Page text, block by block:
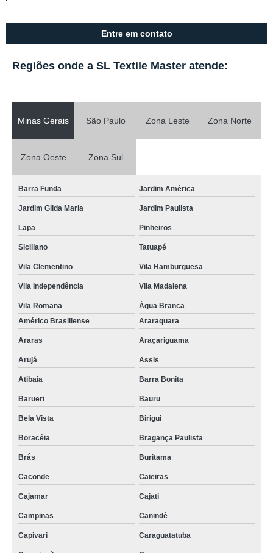
Entre em contato
Regiões onde a SL Textile Master atende:
Minas Gerais São Paulo Zona Leste Zona Norte
Zona Oeste Zona Sul
Barra Funda Jardim América
Jardim Gilda Maria Jardim Paulista
Lapa Pinheiros
Siciliano Tatuapé
Vila Clementino Vila Hamburguesa
Vila Independência Vila Madalena
Vila Romana
Água Branca
Américo Brasiliense
Araraquara
Araras Araçariguama
Arujá Assis
Atibaia Barra Bonita
Barueri Bauru
Bela Vista Birigui
Boracéia Bragança Paulista
Brás Buritama
Caconde Caieiras
Cajamar Cajati
Campinas Canindé
Capivari Caraguatatuba